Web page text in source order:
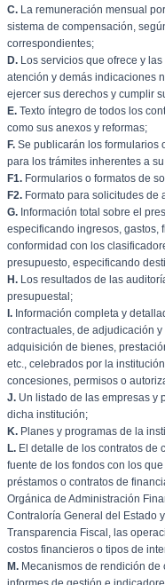
C. La remuneración mensual
sistema de compensación,
correspondientes;
D. Los servicios que ofrece y
atención y demás indicaciones
ejercer sus derechos y cumplir
E. Texto íntegro de todos los
como sus anexos y reformas;
F. Se publicarán los formularios
para los trámites inherentes a
F1. Formularios o formatos de
F2. Formato para solicitudes de
G. Información total sobre el
especificando ingresos, gastos,
conformidad con los
presupuesto, especificando
H. Los resultados de las
presupuestal;
I. Información completa y
contractuales, de adjudicación
adquisición de bienes,
etc., celebrados por la
concesiones, permisos o
J. Un listado de las empresas y
dicha institución;
K. Planes y programas de la
L. El detalle de los contratos de
fuente de los fondos con los
préstamos o contratos de
Orgánica de Administración
Contraloría General del Estado
Transparencia Fiscal, las
costos financieros o tipos de
M. Mecanismos de rendición de